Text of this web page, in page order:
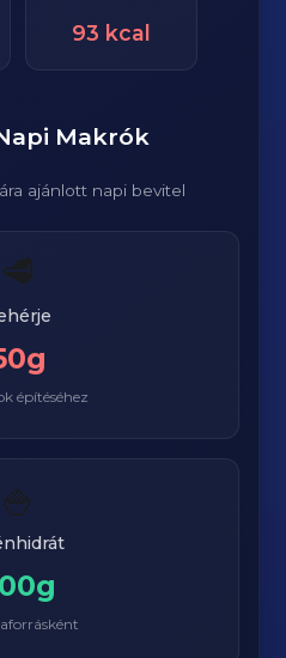
93 kcal
Makrók
ajánlott napi bevitel
🥩
építéséhez
🍚